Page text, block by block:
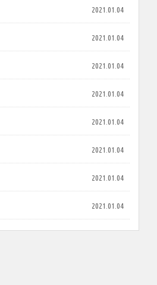
2021.01.04
2021.01.04
2021.01.04
2021.01.04
2021.01.04
2021.01.04
2021.01.04
2021.01.04